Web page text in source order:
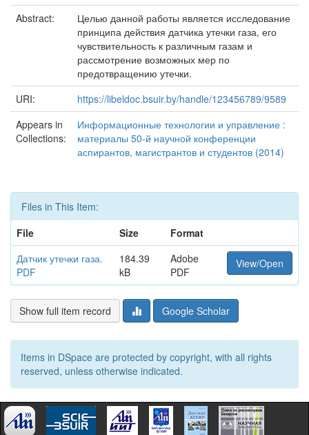
Abstract:
Целью данной работы является исследование
принципа действия датчика утечки газа, его
чувствительность к различным газам и
рассмотрение возможных мер по
предотвращению утечки.
URI:
https://libeldoc.bsuir.by/handle/123456789/9589
Appears in
Collections:
Информационные технологии и управление :
материалы 50-й научной конференции
аспирантов, магистрантов и студентов (2014)
Files in This Item:
File
Size
Format
Датчик утечки газа.
PDF
184.39
kB
Adobe
PDF
View/Open
Show full item record Google Scholar
Items in DSpace are protected by copyright, with all rights
reserved, unless otherwise indicated.